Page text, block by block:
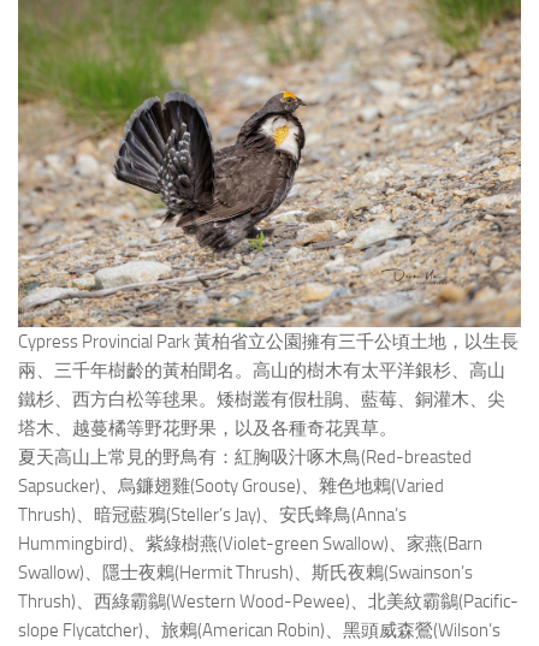
Cypress Provincial Park 黃柏省立公園擁有三千公頃土地，以生長
兩、三千年樹齡的黃柏聞名。高山的樹木有太平洋銀杉、高山
鐵杉、西方白松等毬果。矮樹叢有假杜鵑、藍莓、銅灌木、尖
塔木、越蔓橘等野花野果，以及各種奇花異草。
夏天高山上常見的野鳥有：紅胸吸汁啄木鳥(Red-breasted
Sapsucker)、烏鐮翅雞(Sooty Grouse)、雜色地鶇(Varied
Thrush)、暗冠藍鴉(Steller’s Jay)、安氏蜂鳥(Anna’s
Hummingbird)、紫綠樹燕(Violet-green Swallow)、家燕(Barn
Swallow)、隱士夜鶇(Hermit Thrush)、斯氏夜鶇(Swainson’s
Thrush)、西綠霸鶲(Western Wood-Pewee)、北美紋霸鶲(Pacific-
slope Flycatcher)、旅鶇(American Robin)、黑頭威森鶯(Wilson’s